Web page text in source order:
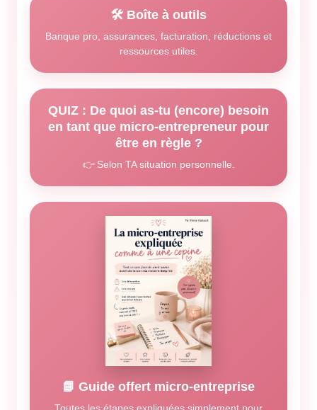
🛠️ Boîte à outils
Banque pro, assurances, facturation, réductions et
ressources utiles.
QUIZ : De quoi as-tu (encore) besoin
en tant que micro-entrepreneur pour
être en règle ?
👉 Selon TA situation personnelle.
📘 Guide offert micro-entreprise